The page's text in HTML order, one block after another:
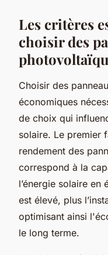
Les critères
choisir des
Choisir des
économiques
de choix qui
solaire. Le premier
rendement des
correspond à la
l’énergie solaire en
est élevé, plus
optimisant ainsi
le long terme.